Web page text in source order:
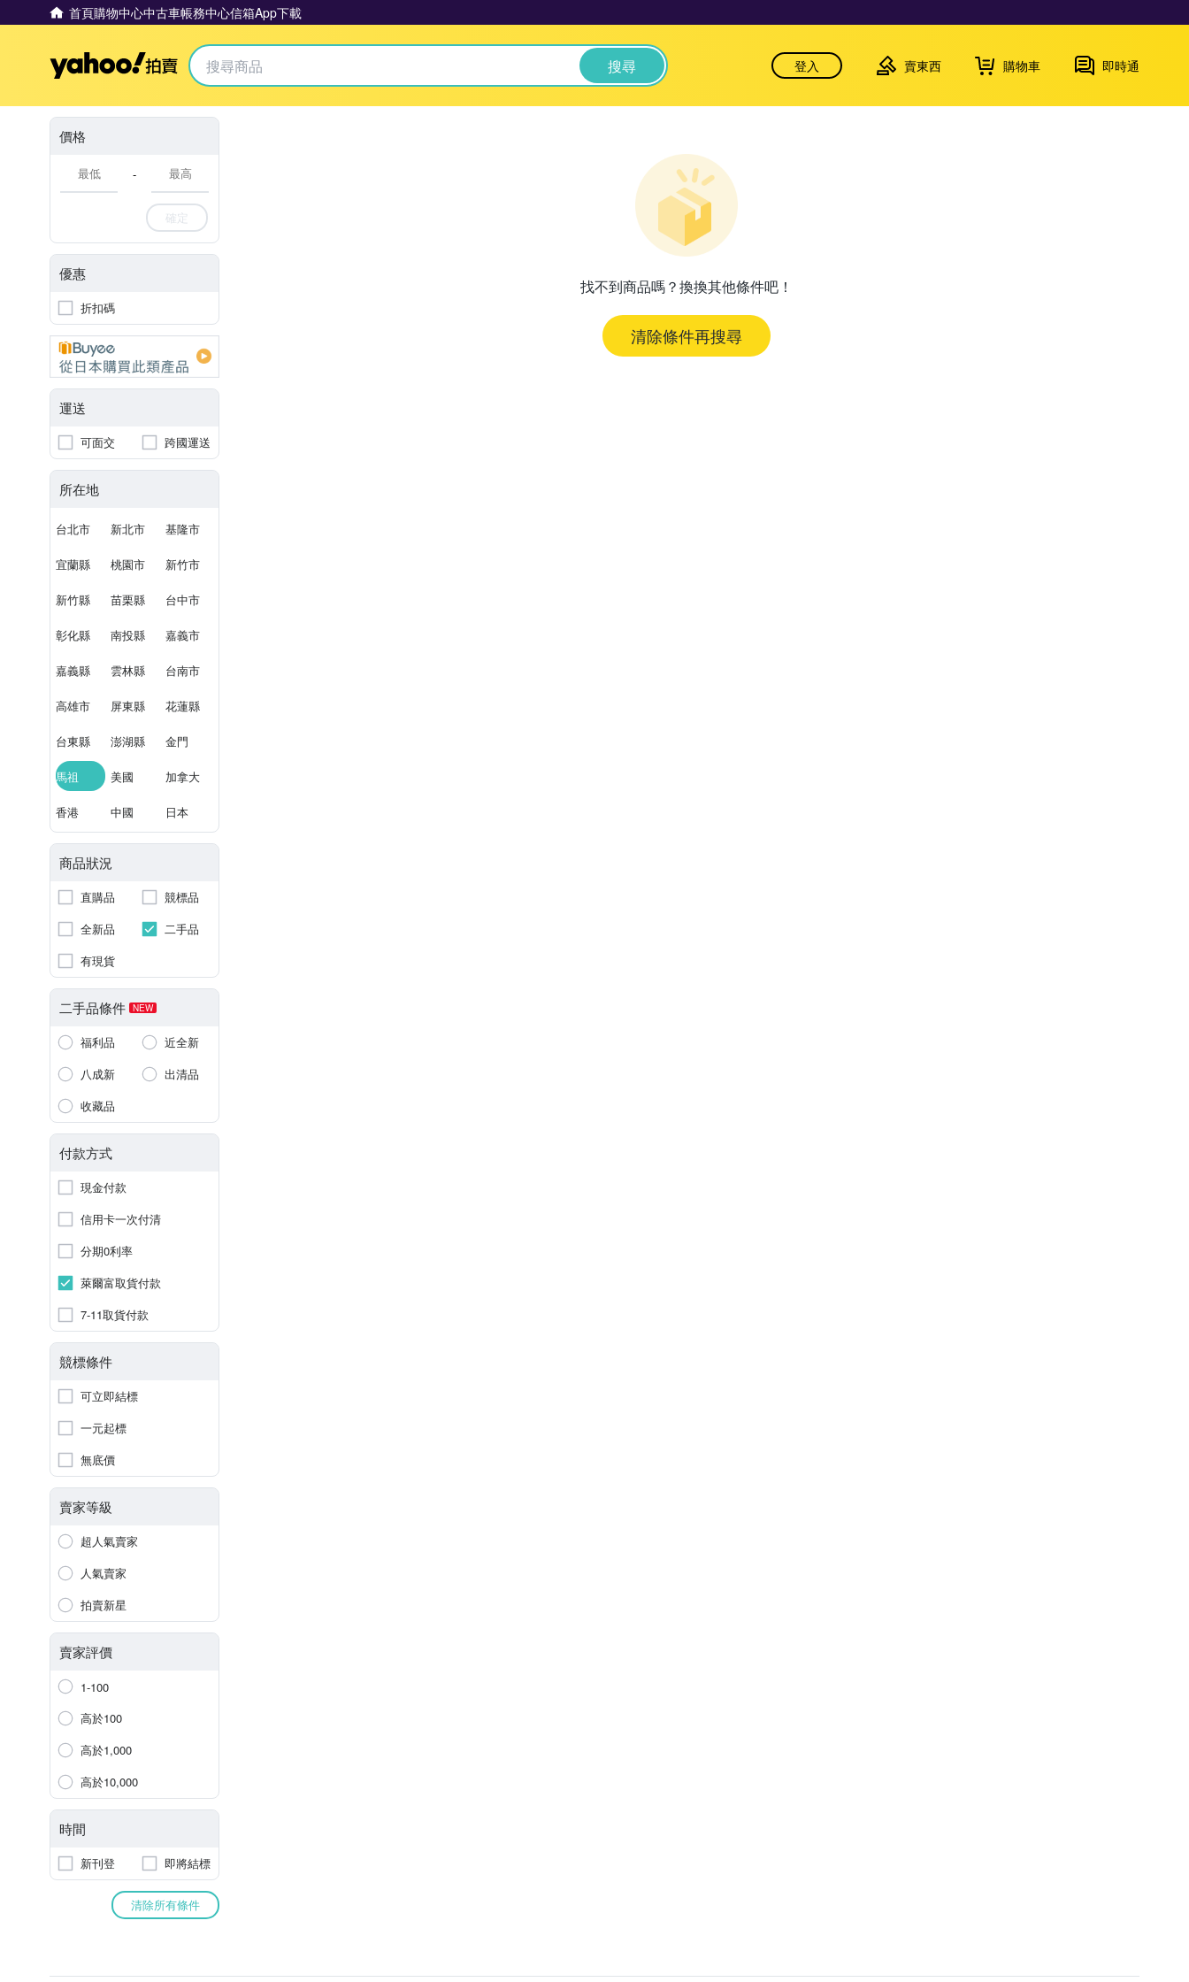
首頁購物中心中古車帳務中心信箱App下載
Yahoo拍賣 搜尋 登入 賣東西 購物車 即時通
價格
-
確定
優惠
折扣碼
運送
可面交 跨國運送
所在地
台北市 新北市 基隆市
宜蘭縣 桃園市 新竹市
新竹縣 苗栗縣 台中市
彰化縣 南投縣 嘉義市
嘉義縣 雲林縣 台南市
高雄市 屏東縣 花蓮縣
台東縣 澎湖縣 金門
馬祖 美國 加拿大
香港 中國 日本
商品狀況
直購品
競標品
全新品
二手品
有現貨
二手品條件 NEW
福利品
近全新
八成新
出清品
收藏品
付款方式
現金付款
信用卡一次付清
分期0利率
萊爾富取貨付款
7-11取貨付款
競標條件
可立即結標
一元起標
無底價
賣家等級
超人氣賣家
人氣賣家
拍賣新星
賣家評價
1-100
高於100
高於1,000
高於10,000
時間
新刊登 即將結標
清除所有條件
找不到商品嗎？換換其他條件吧！
清除條件再搜尋